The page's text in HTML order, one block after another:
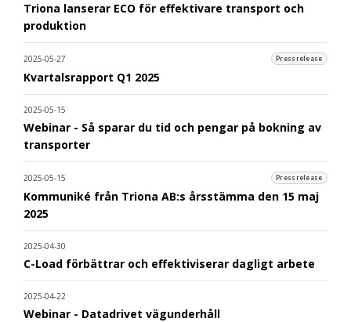
Triona lanserar ECO för effektivare transport och
produktion
2025-05-27 Pressrelease
Kvartalsrapport Q1 2025
2025-05-15
Webinar - Så sparar du tid och pengar på bokning av
transporter
2025-05-15 Pressrelease
Kommuniké från Triona AB:s årsstämma den 15 maj
2025
2025-04-30
C-Load förbättrar och effektiviserar dagligt arbete
2025-04-22
Webinar - Datadrivet vägunderhåll